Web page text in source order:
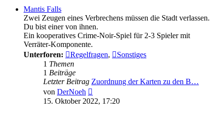
Mantis Falls
Zwei Zeugen eines Verbrechens müssen die Stadt verlassen.
Du bist einer von ihnen.
Ein kooperatives Crime-Noir-Spiel für 2-3 Spieler mit
Verräter-Komponente.
Unterforen:
Regelfragen,
Sonstiges
1 Themen
1 Beiträge
Letzter Beitrag Zuordnung der Karten zu den B…
von DerNoeh
Beitrag
15. Oktober 2022, 17:20